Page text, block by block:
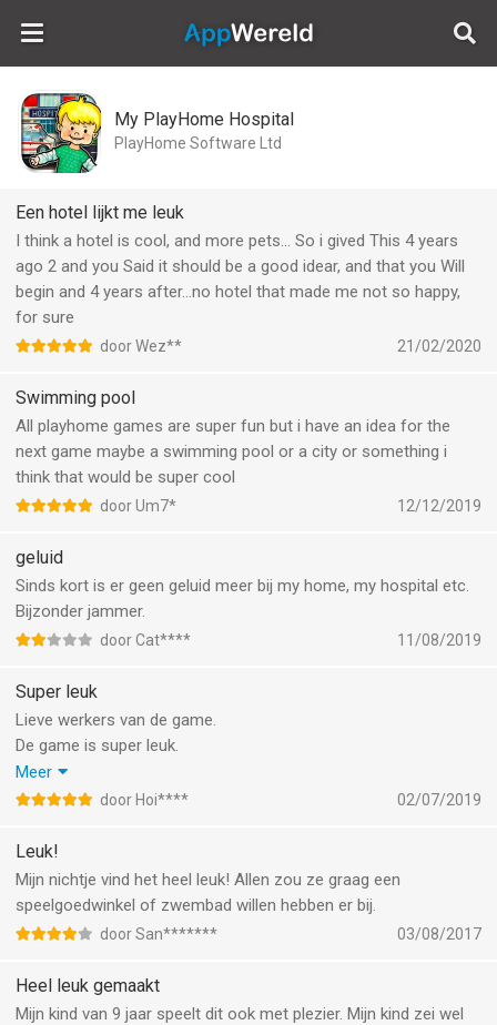
AppWereld
My PlayHome Hospital
PlayHome Software Ltd
Een hotel lijkt me leuk
I think a hotel is cool, and more pets... So i gived This 4 years
ago 2 and you Said it should be a good idear, and that you Will
begin and 4 years after...no hotel that made me not so happy,
for sure
door Wez** 21/02/2020
Swimming pool
All playhome games are super fun but i have an idea for the
next game maybe a swimming pool or a city or something i
think that would be super cool
door Um7* 12/12/2019
geluid
Sinds kort is er geen geluid meer bij my home, my hospital etc.
Bijzonder jammer.
door Cat**** 11/08/2019
Super leuk
Lieve werkers van de game.
De game is super leuk.
Maar bij de Hospital mis ik een paar dingen.
Zoals een operatie kamer en dan ook kleding voor de mensen
En bij huis kunnen jullie bijvoorbeeld een oppas en een nieuwe
Auto en misschien nog meer dieren zoals een kat of manege
waar de mensen op kunnen rijden met vriendelijke groet ze ik
gedag doei
Meer
door Hoi**** 02/07/2019
Leuk!
Mijn nichtje vind het heel leuk! Allen zou ze graag een
speelgoedwinkel of zwembad willen hebben er bij.
door San******* 03/08/2017
Heel leuk gemaakt
Mijn kind van 9 jaar speelt dit ook met plezier. Mijn kind zei wel